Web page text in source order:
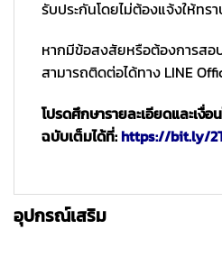
รับประกันโดยไม่ต้องแจ้งให้ทร
หากมีข้อสงสัยหรือต้องการสอ
สามารถติดต่อได้ทาง LINE
โปรดศึกษารายละเอียดและเงื่
ฉบับเต็มได้ที่:https://bit.ly/
อุปกรณ์เสริม